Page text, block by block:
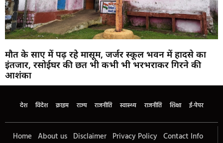
मौत के साए में पढ़ रहे मासूम, जर्जर स्कूल भवन में हादसे का
इंतजार, रसोईघर की छत भी कभी भी भरभराकर गिरने की
आशंका
देश विदेश क्राइम राज्य राजनीति स्वास्थ्य राजनीति शिक्षा ई-पेपर
Home About us Disclaimer Privacy Policy Contact Info